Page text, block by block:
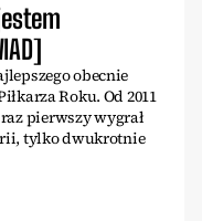
obecnie
Roku. Od 2011
pierwszy wygrał
tylko dwukrotnie